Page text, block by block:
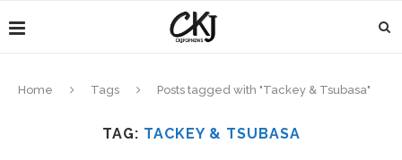
Home Tags Posts tagged with "Tackey & Tsubasa"
TAG: TACKEY & TSUBASA